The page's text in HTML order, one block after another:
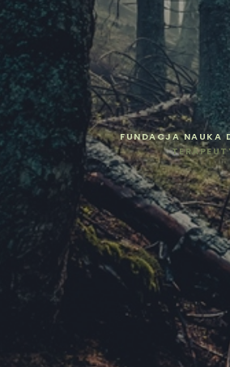
FUNDACJA NAUKA